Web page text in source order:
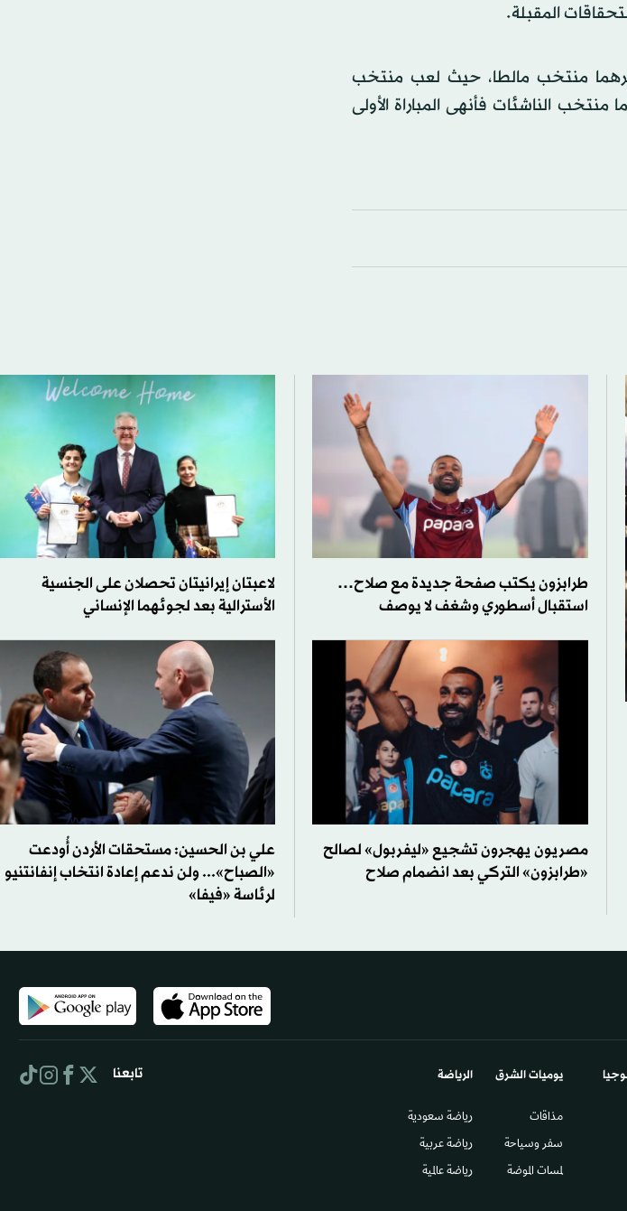
منتخب مالطا، حيث لعب منتخب
منتخب الناشئات فأنهى المباراة الأولى
طرابزون يكتب صفحة جديدة مع صلاح…
استقبال أسطوري وشغف لا يوصف
لاعبتان إيرانيتان تحصلان على الجنسية
الأسترالية بعد لجوئهما الإنساني
مصريون يهجرون تشجيع «ليفربول» لصالح
«طرابزون» التركي بعد انضمام صلاح
علي بن الحسين: مستحقات الأردن أُودعت
«الصباح»... ولن ندعم إعادة انتخاب إنفانتنيو
لرئاسة «فيفا»
يوميات الشرق​
مذاقات
سفر وسياحة
لمسات الموضة
الرياضة
رياضة سعودية
رياضة عربية
رياضة عالمية
تابعنا